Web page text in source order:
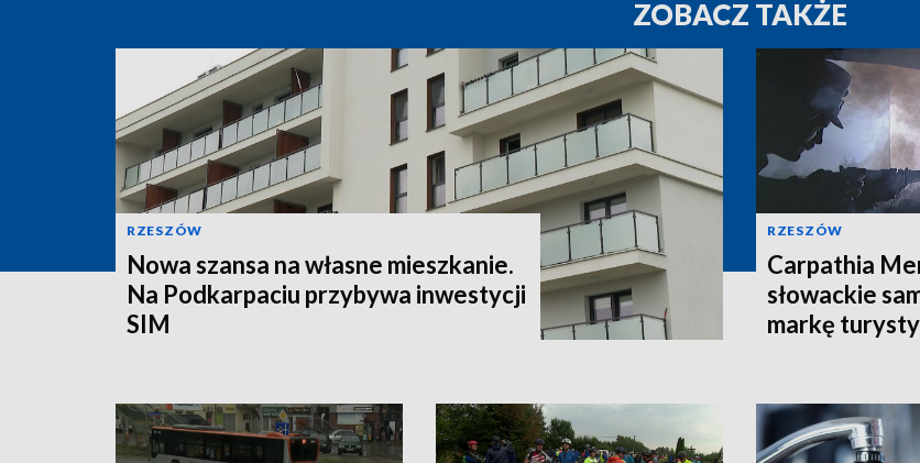
ZOBACZ TAKŻE
RZESZÓW
Nowa szansa na własne mieszkanie.
Na Podkarpaciu przybywa inwestycji
SIM
RZESZÓW
Carpathia
słowackie
markę